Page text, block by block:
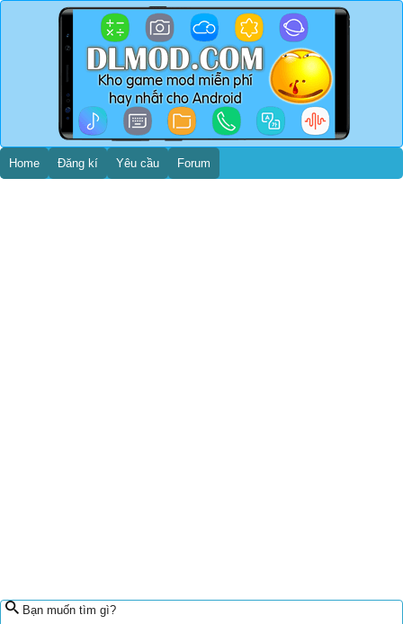
Home Đăng kí Yêu cầu Forum
Bạn muốn tìm gì?